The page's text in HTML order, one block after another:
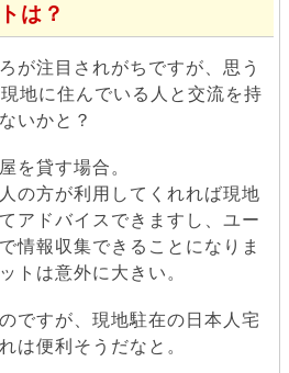
は？
が注目されがちですが、思う
地に住んでいる人と交流を持
いかと？
を貸す場合。
の方が利用してくれれば現地
アドバイスできますし、ユー
情報収集できることになりま
トは意外に大きい。
ですが、現地駐在の日本人宅
は便利そうだなと。